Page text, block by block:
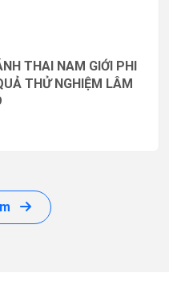
THAI NAM GIỚI PHI
THỬ NGHIỆM LÂM